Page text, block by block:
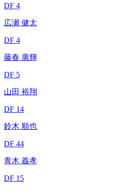
DF 4
広瀬 健太
DF 4
藤春 廣輝
DF 5
山田 裕翔
DF 14
鈴木 順也
DF 44
青木 義孝
DF 15